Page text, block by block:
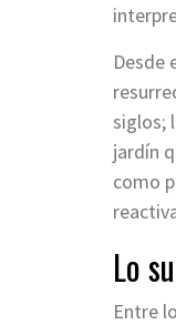
Desde
siglos;
jardín
como
Lo
Entre